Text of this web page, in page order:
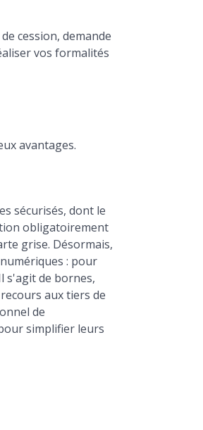
cession, demande
vos formalités
avantages.
sécurisés, dont le
obligatoirement
grise. Désormais,
: pour
s'agit de bornes,
aux tiers de
de
simplifier leurs